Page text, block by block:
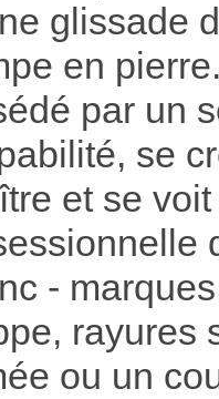
glissade
en
par un
se
et se
-
rayures
ou un